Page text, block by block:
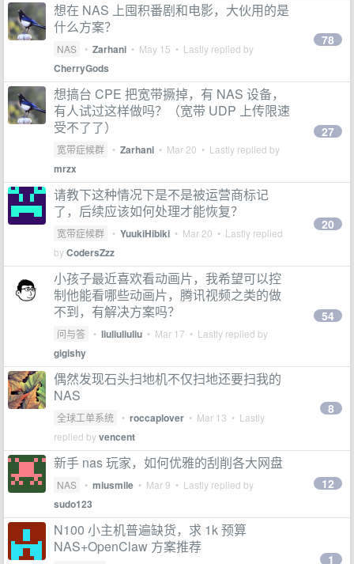
想在 NAS 上囤积番剧和电影，大伙用的是
什么方案？
NAS • Zarhani • May 15 • Lastly replied by
CherryGods
78
想搞台 CPE 把宽带撅掉，有 NAS 设备，
有人试过这样做吗？（宽带 UDP 上传限速
受不了了）
宽带症候群 • Zarhani • Mar 20 • Lastly replied by
mrzx
27
请教下这种情况下是不是被运营商标记
了，后续应该如何处理才能恢复？
宽带症候群 • YuukiHibiki • Mar 20 • Lastly replied
byCodersZzz
20
小孩子最近喜欢看动画片，我希望可以控
制他能看哪些动画片，腾讯视频之类的做
不到，有解决方案吗？
问与答 • liuliuliuliu • Mar 17 • Lastly replied by
gigishy
54
偶然发现石头扫地机不仅扫地还要扫我的
NAS
全球工单系统 • roccaplover • Mar 13 • Lastly
replied byvencent
8
新手 nas 玩家，如何优雅的刮削各大网盘
NAS • miusmile • Mar 9 • Lastly replied by
sudo123
12
N100 小主机普遍缺货，求 1k 预算
NAS+OpenClaw 方案推荐
1